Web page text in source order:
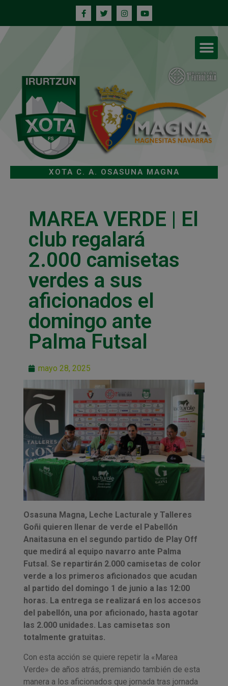
XOTA C. A. OSASUNA MAGNA
MAREA VERDE | El
club regalará
2.000 camisetas
verdes a sus
aficionados el
domingo ante
Palma Futsal
mayo 28, 2025
Osasuna Magna, Leche Lacturale y Talleres
Goñi quieren llenar de verde el Pabellón
Anaitasuna en el segundo partido de Play Off
que medirá al equipo navarro ante Palma
Futsal. Se repartirán 2.000 camisetas de color
verde a los primeros aficionados que acudan
al partido del domingo 1 de junio a las 12:00
horas. La entrega se realizará en los accesos
del pabellón, una por aficionado, hasta agotar
las 2.000 unidades. Las camisetas son
totalmente gratuitas.
Con esta acción se quiere repetir la «Marea
Verde» de años atrás, premiando también de esta
manera a los aficionados que jornada tras jornada